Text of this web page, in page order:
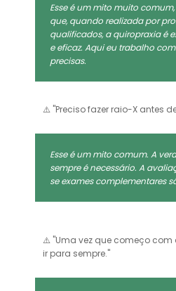
Esse é um mito muito
que, quando realizada por
qualificados, a quiropraxia é
e eficaz. Aqui eu trabalho
precisas.
⚠️ "Preciso fazer raio-X antes
Esse é um mito comum. A
sempre é necessário. A
se exames complementares
⚠️ "Uma vez que começo com
ir para sempre."